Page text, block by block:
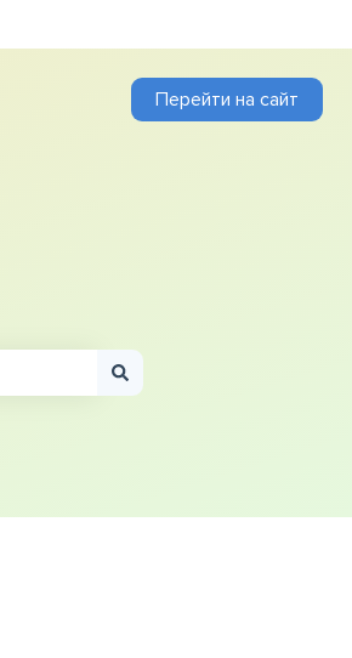
Перейти на сайт